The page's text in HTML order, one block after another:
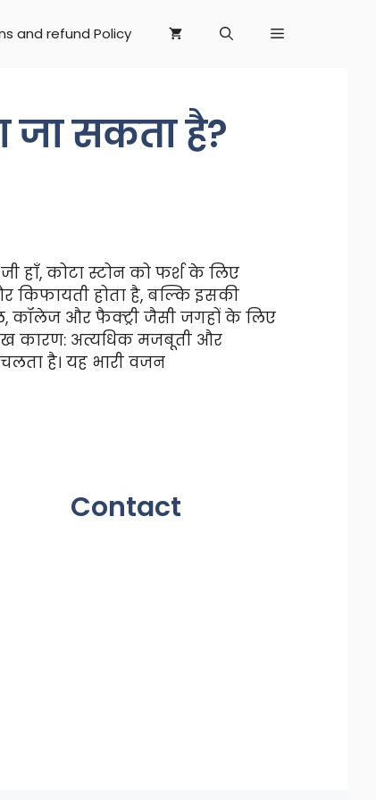
and refund Policy
जा सकता है?
हाँ, कोटा स्टोन को फर्श के लिए
किफायती होता है, बल्कि इसकी
कॉलेज और फैक्ट्री जैसी जगहों के लिए
कारण: अत्यधिक मजबूती और
है। यह भारी वजन
Contact